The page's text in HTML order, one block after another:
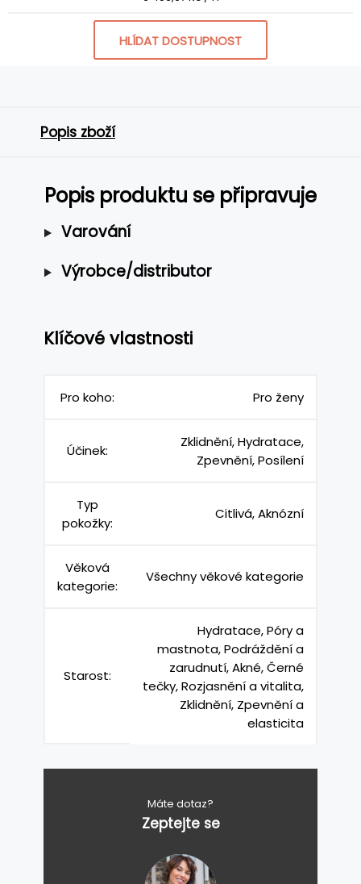
HLÍDAT DOSTUPNOST
Popis zboží
Popis produktu se připravuje
Varování
Výrobce/distributor
Klíčové vlastnosti
Pro koho: Pro ženy
Účinek:
Zklidnění, Hydratace,
Zpevnění, Posílení
Typ
pokožky:
Citlivá, Aknózní
Věková
kategorie:
Všechny věkové kategorie
Starost:
Hydratace, Póry a
mastnota, Podráždění a
zarudnutí, Akné, Černé
tečky, Rozjasnění a vitalita,
Zklidnění, Zpevnění a
elasticita
Máte dotaz?
Zeptejte se